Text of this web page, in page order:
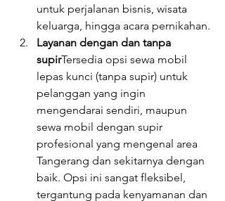
untuk perjalanan bisnis, wisata
keluarga, hingga acara pernikahan.
Layanan dengan dan tanpa
supirTersedia opsi sewa mobil
lepas kunci (tanpa supir) untuk
pelanggan yang ingin
mengendarai sendiri, maupun
sewa mobil dengan supir
profesional yang mengenal area
Tangerang dan sekitarnya dengan
baik. Opsi ini sangat fleksibel,
tergantung pada kenyamanan dan